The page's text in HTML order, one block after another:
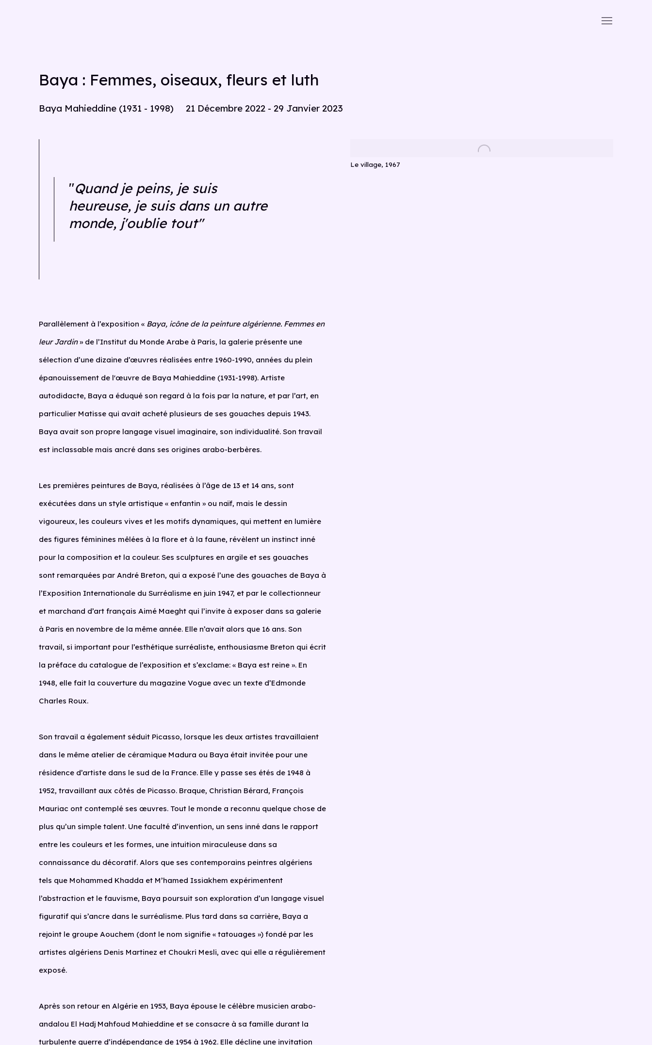
Baya : Femmes, oiseaux, fleurs et luth
Baya Mahieddine (1931 - 1998) 21 Décembre 2022 - 29 Janvier 2023
Le village, 1967
"Quand je peins, je suis
heureuse, je suis dans un autre
monde, j'oublie tout"
Parallèlement à l’exposition « Baya, icône de la peinture algérienne. Femmes en
leur Jardin» de l’Institut du Monde Arabe à Paris, la galerie présente une
sélection d’une dizaine d’œuvres réalisées entre 1960-1990, années du plein
épanouissement de l'œuvre de Baya Mahieddine (1931-1998). Artiste
autodidacte, Baya a éduqué son regard à la fois par la nature, et par l’art, en
particulier Matisse qui avait acheté plusieurs de ses gouaches depuis 1943.
Baya avait son propre langage visuel imaginaire, son individualité. Son travail
est inclassable mais ancré dans ses origines arabo-berbères.
Les premières peintures de Baya, réalisées à l’âge de 13 et 14 ans, sont
exécutées dans un style artistique « enfantin » ou naïf, mais le dessin
vigoureux, les couleurs vives et les motifs dynamiques, qui mettent en lumière
des figures féminines mêlées à la flore et à la faune, révèlent un instinct inné
pour la composition et la couleur. Ses sculptures en argile et ses gouaches
sont remarquées par André Breton, qui a exposé l’une des gouaches de Baya à
l’Exposition Internationale du Surréalisme en juin 1947, et par le collectionneur
et marchand d’art français Aimé Maeght qui l’invite à exposer dans sa galerie
à Paris en novembre de la même année. Elle n’avait alors que 16 ans. Son
travail, si important pour l’esthétique surréaliste, enthousiasme Breton qui écrit
la préface du catalogue de l’exposition et s’exclame: « Baya est reine ». En
1948, elle fait la couverture du magazine Vogue avec un texte d’Edmonde
Charles Roux.
Son travail a également séduit Picasso, lorsque les deux artistes travaillaient
dans le même atelier de céramique Madura ou Baya était invitée pour une
résidence d’artiste dans le sud de la France. Elle y passe ses étés de 1948 à
1952, travaillant aux côtés de Picasso. Braque, Christian Bérard, François
Mauriac ont contemplé ses œuvres. Tout le monde a reconnu quelque chose de
plus qu’un simple talent. Une faculté d’invention, un sens inné dans le rapport
entre les couleurs et les formes, une intuition miraculeuse dans sa
connaissance du décoratif. Alors que ses contemporains peintres algériens
tels que Mohammed Khadda et M’hamed Issiakhem expérimentent
l’abstraction et le fauvisme, Baya poursuit son exploration d’un langage visuel
figuratif qui s’ancre dans le surréalisme. Plus tard dans sa carrière, Baya a
rejoint le groupe Aouchem (dont le nom signifie « tatouages ») fondé par les
artistes algériens Denis Martinez et Choukri Mesli, avec qui elle a régulièrement
exposé.
Après son retour en Algérie en 1953, Baya épouse le célèbre musicien arabo-
andalou El Hadj Mahfoud Mahieddine et se consacre à sa famille durant la
turbulente guerre d’indépendance de 1954 à 1962. Elle décline une invitation